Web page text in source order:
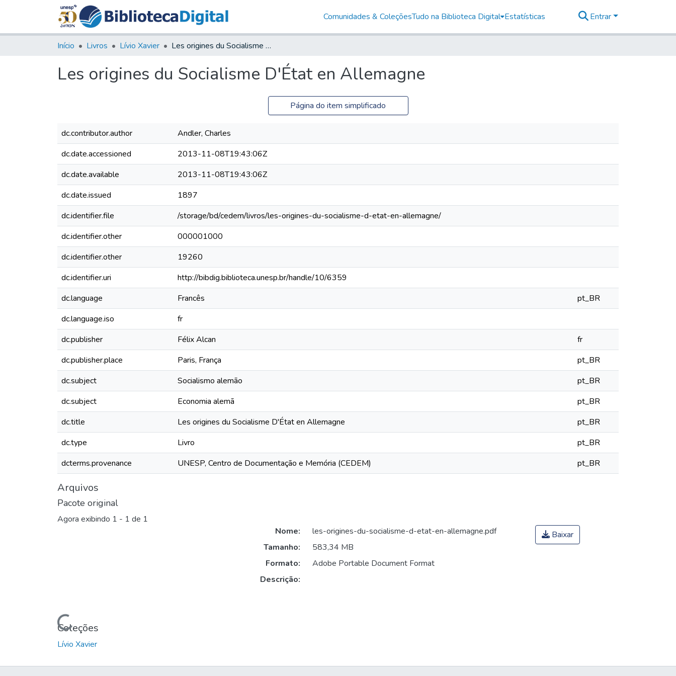
Comunidades & ColeçõesTudo na Biblioteca Digital Estatísticas Entrar
Início Livros Lívio Xavier Les origines du Socialisme D'État en Allemagne
Les origines du Socialisme D'État en Allemagne
Página do item simplificado
dc.contributor.author
Andler, Charles
dc.date.accessioned
2013-11-08T19:43:06Z
dc.date.available
2013-11-08T19:43:06Z
dc.date.issued
1897
dc.identifier.file
/storage/bd/cedem/livros/les-origines-du-socialisme-d-etat-en-allemagne/
dc.identifier.other
000001000
dc.identifier.other
19260
dc.identifier.uri
http://bibdig.biblioteca.unesp.br/handle/10/6359
dc.language
Francês
pt_BR
dc.language.iso
fr
dc.publisher
Félix Alcan
fr
dc.publisher.place
Paris, França
pt_BR
dc.subject
Socialismo alemão
pt_BR
dc.subject
Economia alemã
pt_BR
dc.title
Les origines du Socialisme D'État en Allemagne
pt_BR
dc.type
Livro
pt_BR
dcterms.provenance
UNESP, Centro de Documentação e Memória (CEDEM) pt_BR
Arquivos
Pacote original
Agora exibindo 1 - 1 de 1
Carregando...
Nome:
les-origines-du-socialisme-d-etat-en-allemagne.pdf
Tamanho:
583,34 MB
Formato:
Adobe Portable Document Format
Descrição:
Baixar
Coleções
Lívio Xavier